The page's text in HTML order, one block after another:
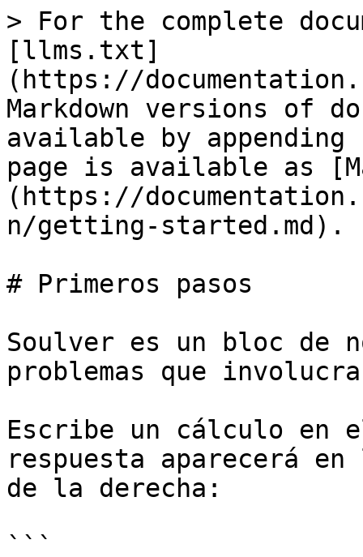
> For the complete
[llms.txt]
(https://
Markdown versions of
available by
page is available as
(https://
n/getting-started.md).
# Primeros pasos
Soulver es un bloc de
problemas que
Escribe un cálculo en
respuesta aparecerá
de la derecha:
```